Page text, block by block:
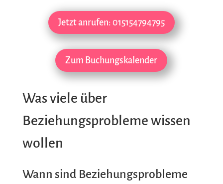
Jetzt anrufen: 015154794795
Zum Buchungskalender
Was viele über
Beziehungsprobleme wissen
wollen
Wann sind Beziehungsprobleme